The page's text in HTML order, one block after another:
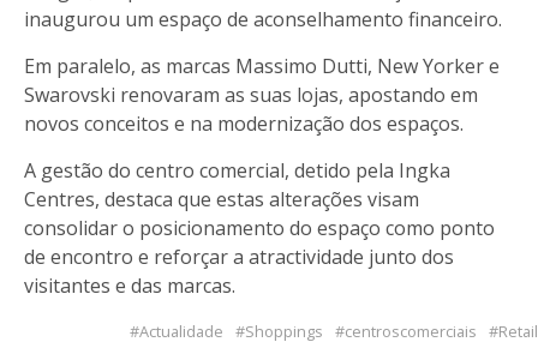
inaugurou um espaço de aconselhamento financeiro.
Em paralelo, as marcas Massimo Dutti, New Yorker e
Swarovski renovaram as suas lojas, apostando em
novos conceitos e na modernização dos espaços.
A gestão do centro comercial, detido pela Ingka
Centres, destaca que estas alterações visam
consolidar o posicionamento do espaço como ponto
de encontro e reforçar a atractividade junto dos
visitantes e das marcas.
Actualidade Shoppings centroscomerciais Retail